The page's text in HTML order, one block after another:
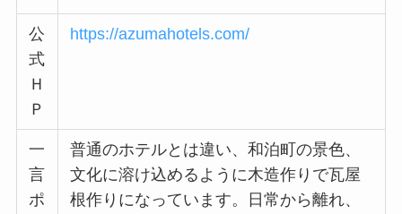
公
式
Ｈ
Ｐ
https://azumahotels.com/
一
言
ポ
普通のホテルとは違い、和泊町の景色、
文化に溶け込めるように木造作りで瓦屋
根作りになっています。日常から離れ、